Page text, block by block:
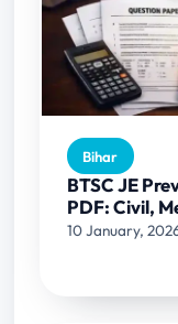
Bihar
BTSC JE
PDF: Civil,
10 January,